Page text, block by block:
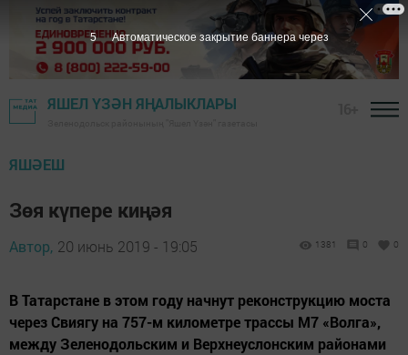
ЯШЕЛ ҮЗӘН ЯҢАЛЫКЛАРЫ
ЯШӘЕШ
Зөя күпере киңәя
Автор, 20 июнь 2019 - 19:05 1381 0 0
В Татарстане в этом году начнут реконструкцию моста
через Свиягу на 757-м километре трассы М7 «Волга»,
между Зеленодольским и Верхнеуслонским районами
4 Автоматическое закрытие баннера через